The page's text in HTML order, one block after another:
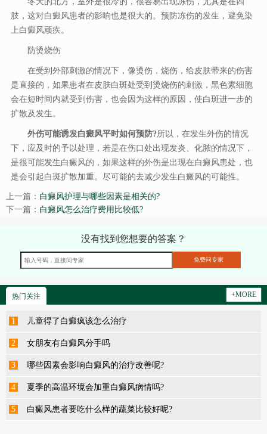
肢，这对白癜风患者的影响也是很大的。预防冻伤的发生，避免染
上白癜风顽疾。
防烫烧伤
在受到外部刺激的情况下，像烫伤，烧伤，给皮肤带来的伤害
是直接的，如果患者在皮肤白斑处受到烫烧伤的刺激，黑色素细胞
会在短时间内就受到伤害，也会因为这样的原因，使白斑进一步的
扩散及发生。
外伤可能诱发白癜风平时如何预防?所以，在发生外伤的情况
下，应及时的予以处理，若是在伤口处出现发炎、化脓的情况下，
是很可能发生白癜风的，如果这样的外伤是出现在白癜风患处，也
是会引起白斑扩散加重。尽可能的去减少发生白癜风的可能性。
上一篇： 白癜风护理与哪些因素是相关的?
下一篇： 白癜风怎么治疗费用比较低?
没有找到您想要的答案？
热门关注 +MORE
1 儿童得了白癜疯该怎么治疗
2 女朋友有白癜风分手吗
3 哪些因素会影响白癜风的治疗改善呢?
4 夏季的高温环境会加重白癜风病情吗?
5 白癜风患者要吃什么样的蔬菜比较好呢?